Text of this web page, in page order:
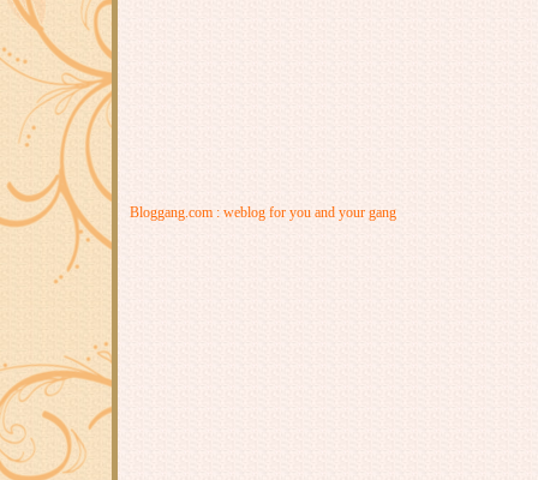
Bloggang.com : weblog for you and your gang